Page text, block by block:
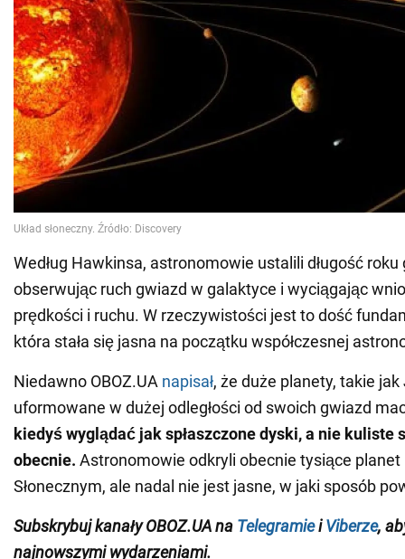
Według Hawkinsa, astronomowie ustalili długość
obserwując ruch gwiazd w galaktyce i wyciągając
prędkości i ruchu. W rzeczywistości jest to dość
która stała się jasna na początku współczesnej
Niedawno OBOZ.UA napisał, że duże planety, takie
uformowane w dużej odległości od swoich gwiazd
kiedyś wyglądać jak spłaszczone dyski, a nie kuliste
obecnie. Astronomowie odkryli obecnie tysiące planet
Słonecznym, ale nadal nie jest jasne, w jaki sposób
Subskrybuj kanały OBOZ.UA na TelegramieiViberze,
najnowszymi wydarzeniami.